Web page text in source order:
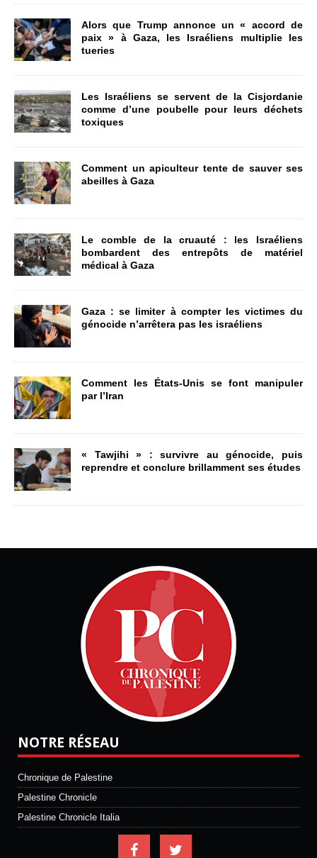
Alors que Trump annonce un « accord de
paix » à Gaza, les Israéliens multiplie les
tueries
Les Israéliens se servent de la Cisjordanie
comme d’une poubelle pour leurs déchets
toxiques
Comment un apiculteur tente de sauver ses
abeilles à Gaza
Le comble de la cruauté : les Israéliens
bombardent des entrepôts de matériel
médical à Gaza
Gaza : se limiter à compter les victimes du
génocide n’arrêtera pas les israéliens
Comment les États-Unis se font manipuler
par l’Iran
« Tawjihi » : survivre au génocide, puis
reprendre et conclure brillamment ses études
NOTRE RÉSEAU
Chronique de Palestine
Palestine Chronicle
Palestine Chronicle Italia